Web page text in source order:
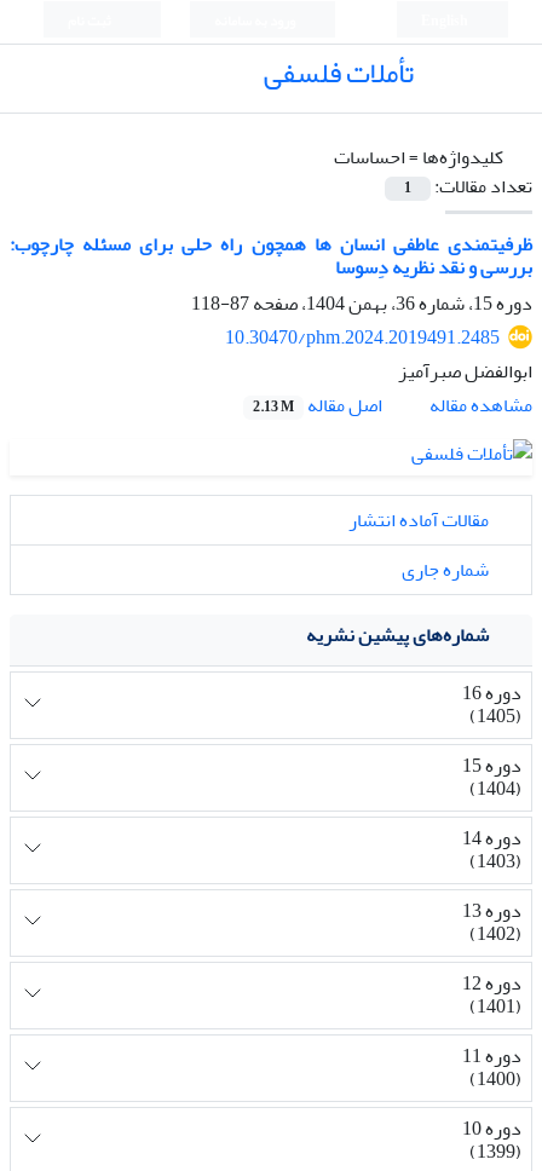
تأملات فلسفی
کلیدواژه‌ها =احساسات
تعداد مقالات:
1
ظرفیتمندی عاطفی انسان ها همچون راه حلی برای مسئله چارچوب:
بررسی و نقد نظریه دِسوسا
دوره 15، شماره 36، بهمن 1404، صفحه
87-118
10.30470/phm.2024.2019491.2485
ابوالفضل صبرآمیز
مشاهده مقاله
اصل مقاله 2.13 M
مقالات آماده انتشار
شماره جاری
شماره‌های پیشین نشریه
دوره 16
(1405)
دوره 15
(1404)
دوره 14
(1403)
دوره 13
(1402)
دوره 12
(1401)
دوره 11
(1400)
دوره 10
(1399)